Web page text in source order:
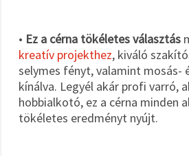
• Ez a cérna tökéletes választás
kreatív projekthez, kiváló
selymes fényt, valamint mosás-
kínálva. Legyél akár profi varró,
hobbialkotó, ez a cérna minden
tökéletes eredményt nyújt.